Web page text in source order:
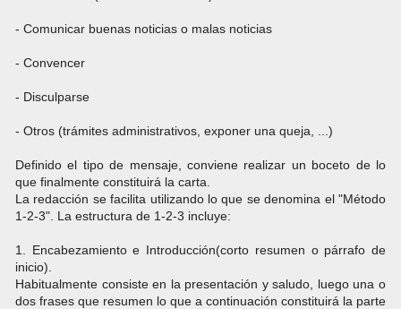
- Comunicar buenas noticias o malas noticias
- Convencer
- Disculparse
- Otros (trámites administrativos, exponer una queja, ...)
Definido el tipo de mensaje, conviene realizar un boceto de lo
que finalmente constituirá la carta.
La redacción se facilita utilizando lo que se denomina el "Método
1-2-3". La estructura de 1-2-3 incluye:
1. Encabezamiento e Introducción(corto resumen o párrafo de
inicio).
Habitualmente consiste en la presentación y saludo, luego una o
dos frases que resumen lo que a continuación constituirá la parte